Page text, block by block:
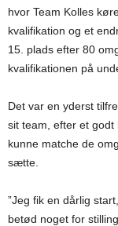
hvor Team Kolles
kvalifikation og et
15. plads efter 80
kvalifikationen på
Det var en yderst
sit team, efter et godt
kunne matche de
sætte.
”Jeg fik en dårlig
betød noget for